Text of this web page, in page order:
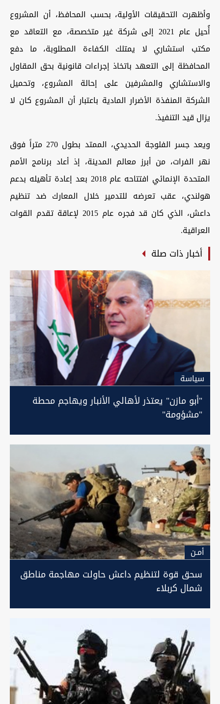
وأظهرت التحقيقات الأولية، بحسب المحافظ، أن المشروع
أُحيل عام 2021 إلى شركة غير متخصصة، مع التعاقد مع
مكتب استشاري لا يمتلك الكفاءة المطلوبة، ما دفع
المحافظة إلى التعهد باتخاذ إجراءات قانونية بحق المقاول
والاستشاري والمشرفين على إحالة المشروع، وتحميل
الشركة المنفذة الأضرار المادية باعتبار أن المشروع كان لا
يزال قيد التنفيذ.
ويعد جسر الفلوجة الحديدي، الممتد بطول 270 متراً فوق
نهر الفرات، من أبرز معالم المدينة، إذ أعاد برنامج الأمم
المتحدة الإنمائي افتتاحه عام 2018 بعد إعادة تأهيله بدعم
هولندي، عقب تعرضه للتدمير خلال المعارك ضد تنظيم
داعش، الذي كان قد فجره عام 2015 لإعاقة تقدم القوات
العراقية.
أخبار ذات صلة
سیاسة
"أبو مازن" يعتذر لأهالي الأنبار ويهاجم محطة
"مشؤومة"
أمـن
سحق قوة لتنظيم داعش حاولت مهاجمة مناطق
شمال كربلاء